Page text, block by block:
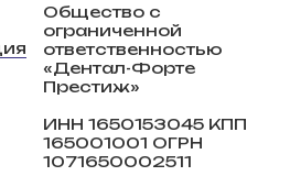
Общество с
ограниченной
ответственностью
«Дентал-Форте
Престиж»
ИНН 1650153045 КПП
165001001 ОГРН
1071650002511